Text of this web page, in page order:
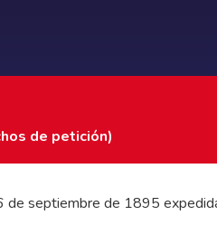
de petición)
de septiembre de 1895